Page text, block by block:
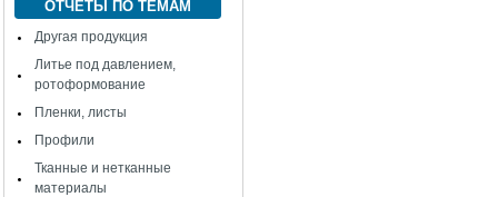
ОТЧЕТЫ ПО ТЕМАМ
Другая продукция
Литье под давлением,
ротоформование
Пленки, листы
Профили
Тканные и нетканные
материалы